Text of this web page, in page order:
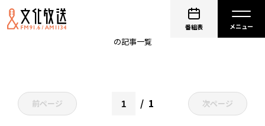
番組表
の記事一覧
前ページ 1 次ページ